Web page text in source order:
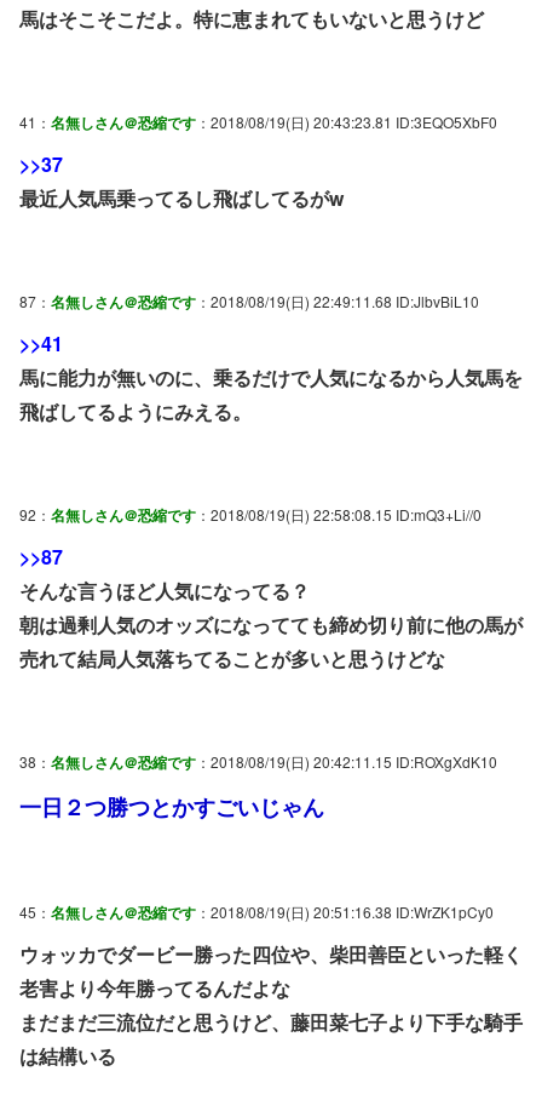
馬はそこそこだよ。特に恵まれてもいないと思うけど
41： 名無しさん＠恐縮です ：2018/08/19(日) 20:43:23.81 ID:3EQO5XbF0
>>37
最近人気馬乗ってるし飛ばしてるがw
87： 名無しさん＠恐縮です ：2018/08/19(日) 22:49:11.68 ID:JlbvBiL10
>>41
馬に能力が無いのに、乗るだけで人気になるから人気馬を
飛ばしてるようにみえる。
92： 名無しさん＠恐縮です ：2018/08/19(日) 22:58:08.15 ID:mQ3+Li//0
>>87
そんな言うほど人気になってる？
朝は過剰人気のオッズになってても締め切り前に他の馬が
売れて結局人気落ちてることが多いと思うけどな
38： 名無しさん＠恐縮です ：2018/08/19(日) 20:42:11.15 ID:ROXgXdK10
一日２つ勝つとかすごいじゃん
45： 名無しさん＠恐縮です ：2018/08/19(日) 20:51:16.38 ID:WrZK1pCy0
ウォッカでダービー勝った四位や、柴田善臣といった軽く
老害より今年勝ってるんだよな
まだまだ三流位だと思うけど、藤田菜七子より下手な騎手
は結構いる